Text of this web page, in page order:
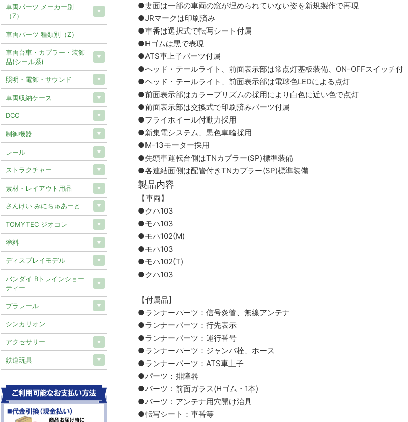
●妻面は一部の車両の窓が埋められていない姿を新規製作で再現
●JRマークは印刷済み
●車番は選択式で転写シート付属
●Hゴムは黒で表現
●ATS車上子パーツ付属
●ヘッド・テールライト、前面表示部は常点灯基板装備、ON-OFFスイッチ付
●ヘッド・テールライト、前面表示部は電球色LEDによる点灯
●前面表示部はカラープリズムの採用により白色に近い色で点灯
●前面表示部は交換式で印刷済みパーツ付属
●フライホイール付動力採用
●新集電システム、黒色車輪採用
●M-13モーター採用
●先頭車運転台側はTNカプラー(SP)標準装備
●各連結面側は配管付きTNカプラー(SP)標準装備
製品内容
【車両】
●クハ103
●モハ103
●モハ102(M)
●モハ103
●モハ102(T)
●クハ103
【付属品】
●ランナーパーツ：信号炎管、無線アンテナ
●ランナーパーツ：行先表示
●ランナーパーツ：運行番号
●ランナーパーツ：ジャンパ栓、ホース
●ランナーパーツ：ATS車上子
●パーツ：排障器
●パーツ：前面ガラス(Hゴム・1本)
●パーツ：アンテナ用穴開け治具
●転写シート：車番等
車両パーツ メーカー別
（Z）
車両パーツ 種類別（Z）
車両台車・カプラー・装飾
品(シール系)
照明・電飾・サウンド
車両収納ケース
DCC
制御機器
レール
ストラクチャー
素材・レイアウト用品
さんけい みにちゅあーと
TOMYTEC ジオコレ
塗料
ディスプレイモデル
バンダイ Bトレインショー
ティー
プラレール
シンカリオン
アクセサリー
鉄道玩具